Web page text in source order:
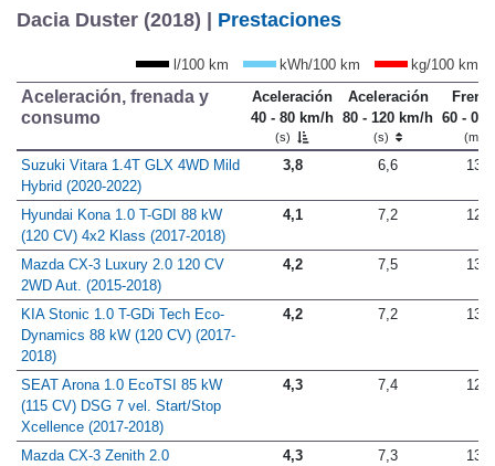
Dacia Duster (2018) | Prestaciones
l/100 km kWh/100 km kg/100 km
Aceleración, frenada y
consumo
Aceleración
40 - 80 km/h
(s)
Aceleración
80 - 120 km/h
(s)
60 - 0
(m)
Suzuki Vitara 1.4T GLX 4WD Mild
Hybrid (2020-2022)
3,8 6,6 13,6
Hyundai Kona 1.0 T-GDI 88 kW
(120 CV) 4x2 Klass (2017-2018)
4,1 7,2 12,1
Mazda CX-3 Luxury 2.0 120 CV
2WD Aut. (2015-2018)
4,2 7,5 13,7
KIA Stonic 1.0 T-GDi Tech Eco-
Dynamics 88 kW (120 CV) (2017-
2018)
4,2 7,2 13,4
SEAT Arona 1.0 EcoTSI 85 kW
(115 CV) DSG 7 vel. Start/Stop
Xcellence (2017-2018)
4,3 7,4 12,9
Mazda CX-3 Zenith 2.0 4,3 7,3 13,5